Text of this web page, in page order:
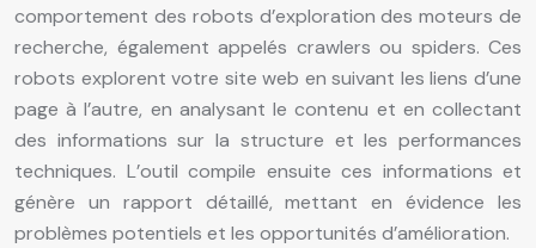
comportement des robots d’exploration des moteurs de
recherche, également appelés crawlers ou spiders. Ces
robots explorent votre site web en suivant les liens d’une
page à l’autre, en analysant le contenu et en collectant
des informations sur la structure et les performances
techniques. L’outil compile ensuite ces informations et
génère un rapport détaillé, mettant en évidence les
problèmes potentiels et les opportunités d’amélioration.